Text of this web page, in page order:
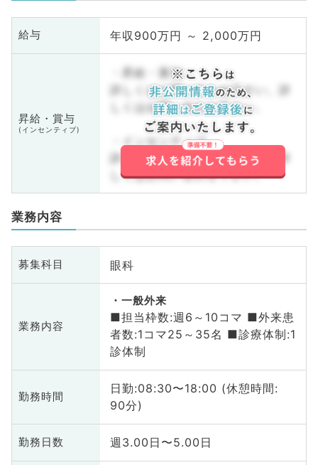
給与 年収900万円 ～ 2,000万円
昇給・賞与
(インセンティブ)
・昇給・賞与
詳しくはお問い合わせ下さい。詳
しくはお問い合わせ下さい。
・インセンティブ
詳しくはお問い合わせ下さい。詳
しくはお問い合わせ下さい。
業務内容
募集科目 眼科
業務内容
一般外来
■担当枠数:週6～10コマ ■外来患
者数:1コマ25～35名 ■診療体制:1
診体制
勤務時間
日勤:08:30〜18:00 (休憩時間:
90分)
勤務日数 週3.00日〜5.00日